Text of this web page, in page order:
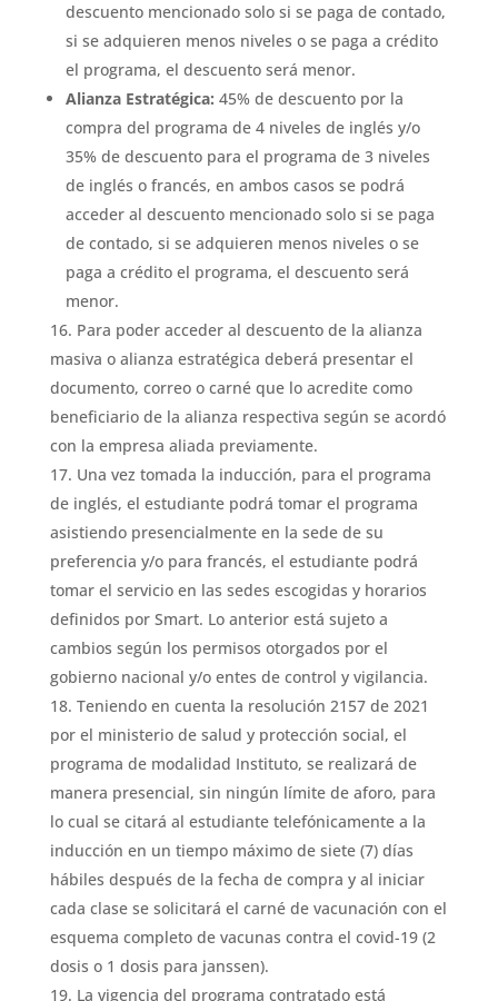
descuento mencionado solo si se paga de contado,
si se adquieren menos niveles o se paga a crédito
el programa, el descuento será menor.
Alianza Estratégica: 45% de descuento por la
compra del programa de 4 niveles de inglés y/o
35% de descuento para el programa de 3 niveles
de inglés o francés, en ambos casos se podrá
acceder al descuento mencionado solo si se paga
de contado, si se adquieren menos niveles o se
paga a crédito el programa, el descuento será
menor.
Para poder acceder al descuento de la alianza
masiva o alianza estratégica deberá presentar el
documento, correo o carné que lo acredite como
beneficiario de la alianza respectiva según se acordó
con la empresa aliada previamente.
Una vez tomada la inducción, para el programa
de inglés, el estudiante podrá tomar el programa
asistiendo presencialmente en la sede de su
preferencia y/o para francés, el estudiante podrá
tomar el servicio en las sedes escogidas y horarios
definidos por Smart. Lo anterior está sujeto a
cambios según los permisos otorgados por el
gobierno nacional y/o entes de control y vigilancia.
Teniendo en cuenta la resolución 2157 de 2021
por el ministerio de salud y protección social, el
programa de modalidad Instituto, se realizará de
manera presencial, sin ningún límite de aforo, para
lo cual se citará al estudiante telefónicamente a la
inducción en un tiempo máximo de siete (7) días
hábiles después de la fecha de compra y al iniciar
cada clase se solicitará el carné de vacunación con el
esquema completo de vacunas contra el covid-19 (2
dosis o 1 dosis para janssen).
La vigencia del programa contratado está